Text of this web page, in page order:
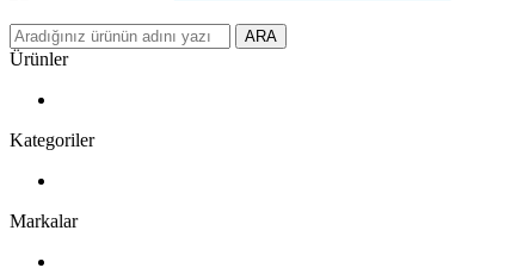
ARA
Ürünler
Kategoriler
Markalar